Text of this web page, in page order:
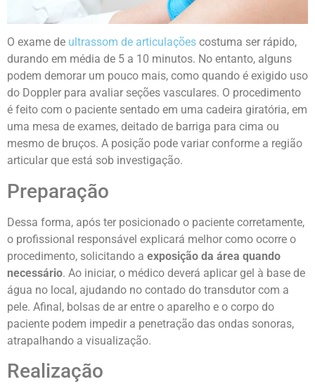
O exame de ultrassom de articulações costuma ser rápido,
durando em média de 5 a 10 minutos. No entanto, alguns
podem demorar um pouco mais, como quando é exigido uso
do Doppler para avaliar seções vasculares. O procedimento
é feito com o paciente sentado em uma cadeira giratória, em
uma mesa de exames, deitado de barriga para cima ou
mesmo de bruços. A posição pode variar conforme a região
articular que está sob investigação.
Preparação
Dessa forma, após ter posicionado o paciente corretamente,
o profissional responsável explicará melhor como ocorre o
procedimento, solicitando a exposição da área quando
necessário. Ao iniciar, o médico deverá aplicar gel à base de
água no local, ajudando no contado do transdutor com a
pele. Afinal, bolsas de ar entre o aparelho e o corpo do
paciente podem impedir a penetração das ondas sonoras,
atrapalhando a visualização.
Realização